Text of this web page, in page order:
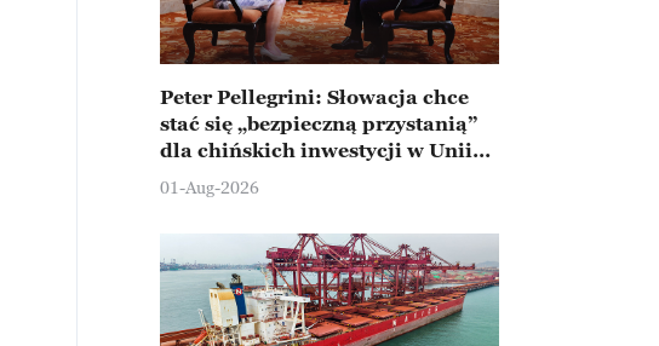
Peter Pellegrini: Słowacja chce
stać się „bezpieczną przystanią”
dla chińskich inwestycji w Unii
Europejskiej
01-Aug-2026